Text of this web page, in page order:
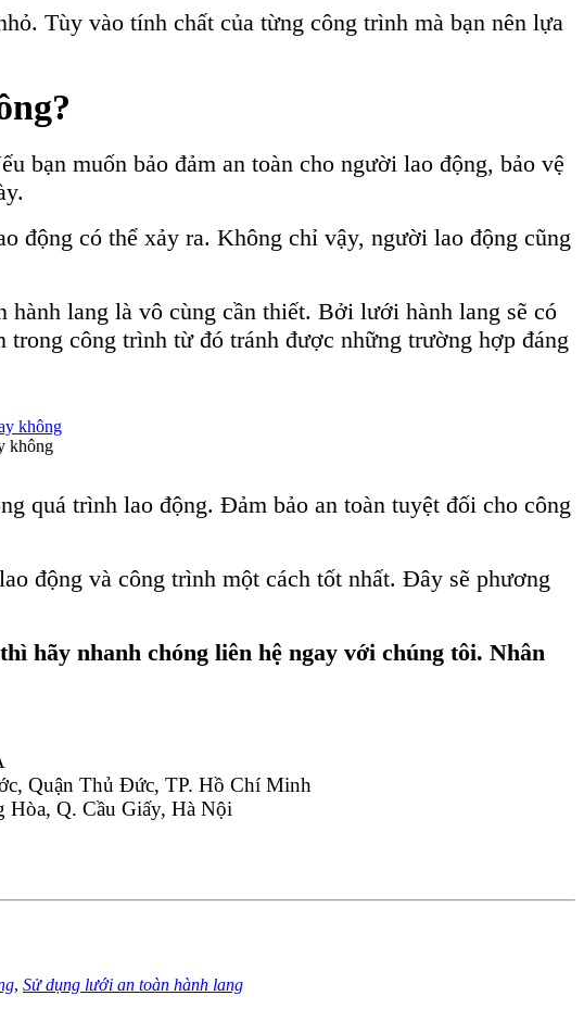
Tùy vào tính chất của từng công trình mà bạn nên lựa
bạn muốn bảo đảm an toàn cho người lao động, bảo vệ
động có thể xảy ra. Không chỉ vậy, người lao động cũng
lang là vô cùng cần thiết. Bởi lưới hành lang sẽ có
công trình từ đó tránh được những trường hợp đáng
không
quá trình lao động. Đảm bảo an toàn tuyệt đối cho công
động và công trình một cách tốt nhất. Đây sẽ phương
hãy nhanh chóng liên hệ ngay với chúng tôi. Nhân
Quận Thủ Đức, TP. Hồ Chí Minh
Hòa, Q. Cầu Giấy, Hà Nội
, Sử dụng lưới an toàn hành lang